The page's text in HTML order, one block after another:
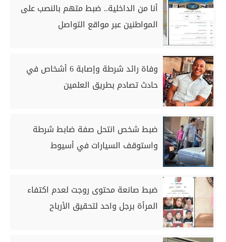
أنا من الداخلية.. ضبط متهم بالنصب على
المواطنين عبر مواقع التواصل
وفاة رائد شرطة وإصابة 6 أشخاص في
حادث تصادم بطريق العلمين
ضبط شخص انتحل صفة ضابط شرطة
واستوقف السيارات في أسيوط
ضبط صانعة محتوى روجت لعدم اكتفاء
المرأة برجل واحد لتحقيق الأرباح